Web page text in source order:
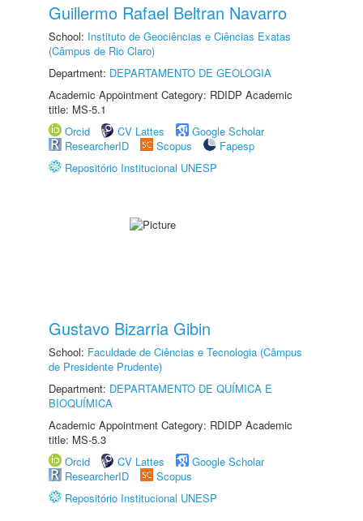
Guillermo Rafael Beltran Navarro
School: Instituto de Geociências e Ciências Exatas
(Câmpus de Rio Claro)
Department: DEPARTAMENTO DE GEOLOGIA
Academic Appointment Category: RDIDP Academic
title: MS-5.1
Orcid
CV Lattes
Google Scholar
ResearcherID
Scopus
Fapesp
Repositório Institucional UNESP
Gustavo Bizarria Gibin
School: Faculdade de Ciências e Tecnologia (Câmpus
de Presidente Prudente)
Department: DEPARTAMENTO DE QUÍMICA E
BIOQUÍMICA
Academic Appointment Category: RDIDP Academic
title: MS-5.3
Orcid
CV Lattes
Google Scholar
ResearcherID
Scopus
Repositório Institucional UNESP